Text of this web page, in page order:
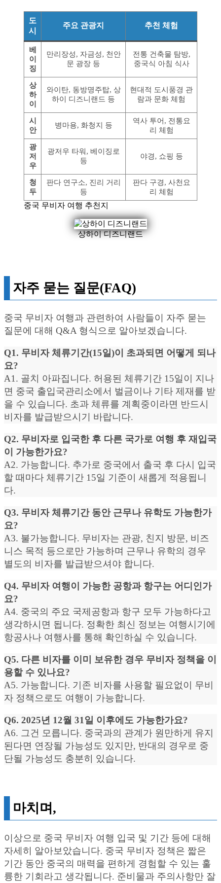
도
시
주요 관광지 추천 체험
베
이
징
만리장성, 자금성, 천안
문 광장 등
전통 건축물 탐방,
중국식 아침 식사
상
하
이
와이탄, 동방명주탑, 상
하이 디즈니랜드 등
현대적 도시풍경 관
람과 문화 체험
시
안
병마용, 화청지 등
역사 투어, 전통요
리 체험
광
저
우
광저우 타워, 베이징로
등
야경, 쇼핑 등
청
두
판다 연구소, 진리 거리
등
판다 구경, 사천요
리 체험
중국 무비자 여행 추천지
상하이 디즈니랜드
자주 묻는 질문(FAQ)
중국 무비자 여행과 관련하여 사람들이 자주 묻는
질문에 대해 Q&A 형식으로 알아보겠습니다.
Q1. 무비자 체류기간(15일)이 초과되면 어떻게 되나
요?
A1. 골치 아파집니다. 허용된 체류기간 15일이 지나
면 중국 출입국관리소에서 벌금이나 기타 제재를 받
을 수 있습니다. 초과 체류를 계획중이라면 반드시
비자를 발급받으시기 바랍니다.
Q2. 무비자로 입국한 후 다른 국가로 여행 후 재입국
이 가능한가요?
A2. 가능합니다. 추가로 중국에서 출국 후 다시 입국
할 때마다 체류기간 15일 기준이 새롭게 적용됩니
다.
Q3. 무비자 체류기간 동안 근무나 유학도 가능한가
요?
A3. 불가능합니다. 무비자는 관광, 친지 방문, 비즈
니스 목적 등으로만 가능하며 근무나 유학의 경우
별도의 비자를 발급받으셔야 합니다.
Q4. 무비자 여행이 가능한 공항과 항구는 어디인가
요?
A4. 중국의 주요 국제공항과 항구 모두 가능하다고
생각하시면 됩니다. 정확한 최신 정보는 여행시기에
항공사나 여행사를 통해 확인하실 수 있습니다.
Q5. 다른 비자를 이미 보유한 경우 무비자 정책을 이
용할 수 있나요?
A5. 가능합니다. 기존 비자를 사용할 필요없이 무비
자 정책으로도 여행이 가능합니다.
Q6. 2025년 12월 31일 이후에도 가능한가요?
A6. 그건 모릅니다. 중국과의 관계가 원만하게 유지
된다면 연장될 가능성도 있지만, 반대의 경우로 중
단될 가능성도 충분히 있습니다.
마치며,
이상으로 중국 무비자 여행 입국 및 기간 등에 대해
자세히 알아보았습니다. 중국 무비자 정책은 짧은
기간 동안 중국의 매력을 편하게 경험할 수 있는 훌
륭한 기회라고 생각됩니다. 준비물과 주의사항만 잘